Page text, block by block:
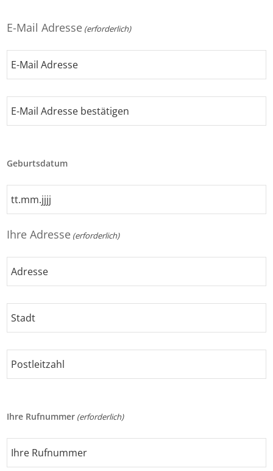
E-Mail Adresse (erforderlich)
Mail
Adresse
Geburtsdatum
TT
Punkt
MM
JJJJ
Ihre Adresse (erforderlich)
Ihre Rufnummer (erforderlich)